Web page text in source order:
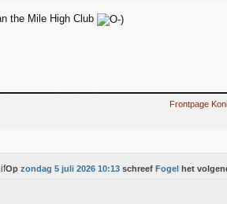
the Mile High Club
Frontpage
Op zondag 5 juli 2026 10:13 schreef Fogel het